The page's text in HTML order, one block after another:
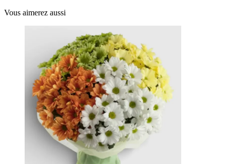
Vous aimerez aussi